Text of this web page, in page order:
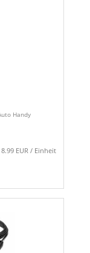
Handy
8.99 EUR / Einheit